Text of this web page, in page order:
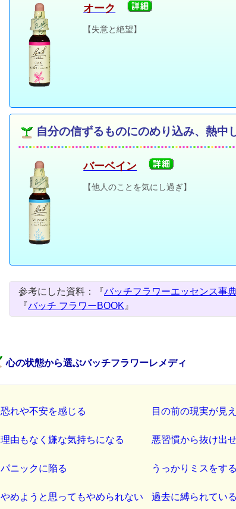
オーク
【失意と絶望】
自分の信ずるものにのめり込み、熱中
バーベイン
【他人のことを気にし過ぎ】
参考にした資料：『バッチフラワーエッセンス事
『バッチ フラワーBOOK 』
心の状態から選ぶバッチフラワーレメディ
恐れや不安を感じる
理由もなく嫌な気持ちになる
パニックに陥る
やめようと思ってもやめられない
目の前の現実が見
悪習慣から抜け出
うっかりミスをする
過去に縛られている